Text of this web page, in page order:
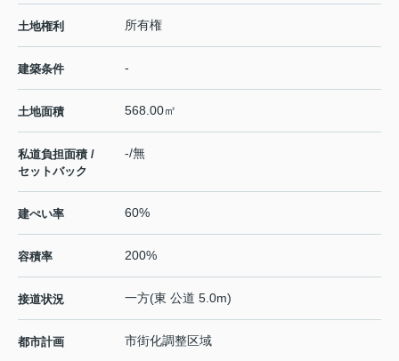
土地権利 所有権
建築条件 -
土地面積 568.00㎡
私道負担面積 /
セットバック
-/無
建ぺい率 60%
容積率 200%
接道状況 一方(東 公道 5.0m)
都市計画 市街化調整区域